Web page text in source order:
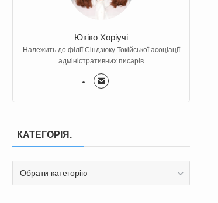
Юкіко Хоріучі
Належить до філії Сіндзюку Токійської асоціації
адміністративних писарів
КАТЕГОРІЯ.